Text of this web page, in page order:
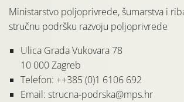
Ministarstvo poljoprivrede, šumarstva i
stručnu podršku razvoju poljoprivrede
Ulica Grada Vukovara 78
10 000 Zagreb
Telefon: ++385 (0)1 6106 692
Email: strucna-podrska@mps.hr